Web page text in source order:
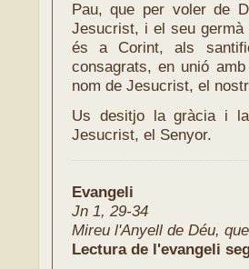
Pau, que per voler de
Jesucrist, i el seu germà
és a Corint, als
consagrats, en unió
nom de Jesucrist, el
Us desitjo la gràcia i
Jesucrist, el Senyor.
Evangeli
Jn 1, 29-34
Mireu l'Anyell de Déu,
Lectura de l'evangeli